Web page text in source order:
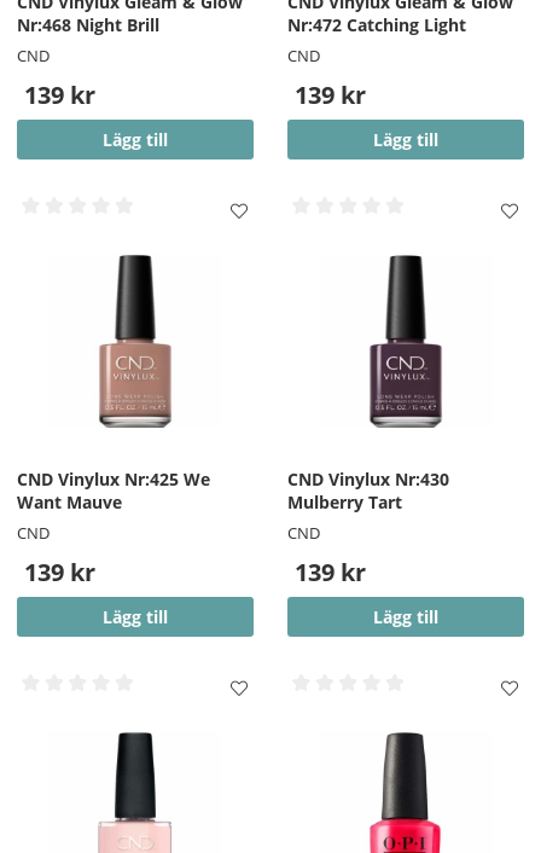
Nr:468 Night Brill
CND
139 kr
Lägg till
Nr:472 Catching Light
CND
139 kr
Lägg till
CND Vinylux Nr:425 We
Want Mauve
CND
139 kr
Lägg till
CND Vinylux Nr:430
Mulberry Tart
CND
139 kr
Lägg till